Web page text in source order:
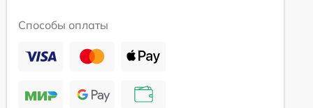
Способы оплаты